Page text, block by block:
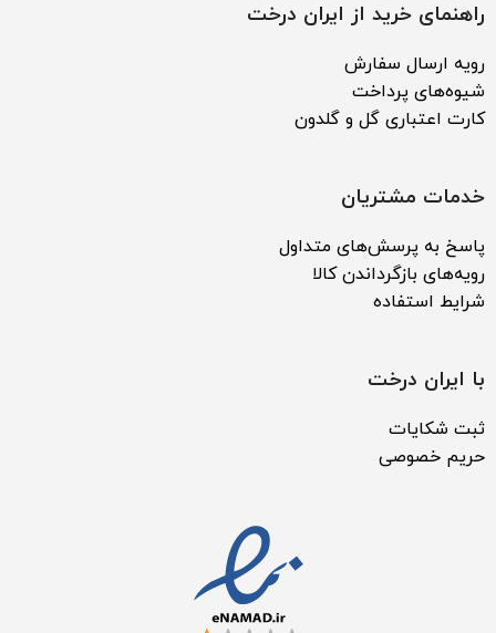
راهنمای خرید از ایران درخت
رویه ارسال سفارش
شیوه‌های پرداخت
کارت اعتباری گل و گلدون
خدمات مشتریان
پاسخ به پرسش‌های متداول
رویه‌های بازگرداندن کالا
شرایط استفاده
با ایران درخت
ثبت شکایات
حریم خصوصی